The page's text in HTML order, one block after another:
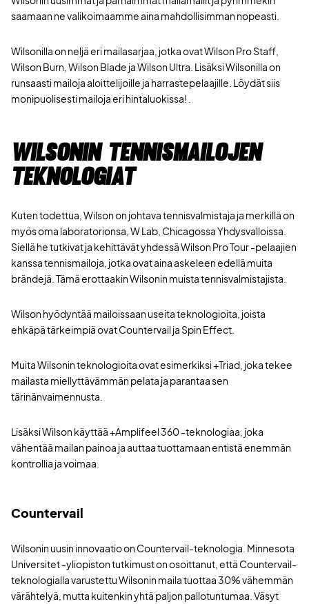
saamaan ne valikoimaamme aina mahdollisimman nopeasti.
Wilsonilla on neljä eri mailasarjaa, jotka ovat Wilson Pro Staff,
Wilson Burn, Wilson Blade ja Wilson Ultra. Lisäksi Wilsonilla on
runsaasti mailoja aloittelijoille ja harrastepelaajille. Löydät siis
monipuolisesti mailoja eri hintaluokissa! .
Wilsonin tennismailojen
teknologiat
Kuten todettua, Wilson on johtava tennisvalmistaja ja merkillä on
myös oma laboratorionsa, W Lab, Chicagossa Yhdysvalloissa.
Siellä he tutkivat ja kehittävät yhdessä Wilson Pro Tour -pelaajien
kanssa tennismailoja, jotka ovat aina askeleen edellä muita
brändejä. Tämä erottaakin Wilsonin muista tennisvalmistajista.
Wilson hyödyntää mailoissaan useita teknologioita, joista
ehkäpä tärkeimpiä ovat Countervail ja Spin Effect.
Muita Wilsonin teknologioita ovat esimerkiksi +Triad, joka tekee
mailasta miellyttävämmän pelata ja parantaa sen
tärinänvaimennusta.
Lisäksi Wilson käyttää +Amplifeel 360 -teknologiaa, joka
vähentää mailan painoa ja auttaa tuottamaan entistä enemmän
kontrollia ja voimaa.
Countervail
Wilsonin uusin innovaatio on Countervail-teknologia. Minnesota
Universitet -yliopiston tutkimust on osoittanut, että Countervail-
teknologialla varustettu Wilsonin maila tuottaa 30% vähemmän
värähtelyä, mutta kuitenkin yhtä paljon pallotuntumaa. Väsyt